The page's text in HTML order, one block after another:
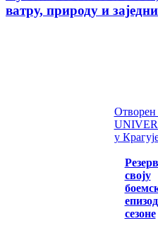
ватру, природу и
Отворен
у
своју
сезоне